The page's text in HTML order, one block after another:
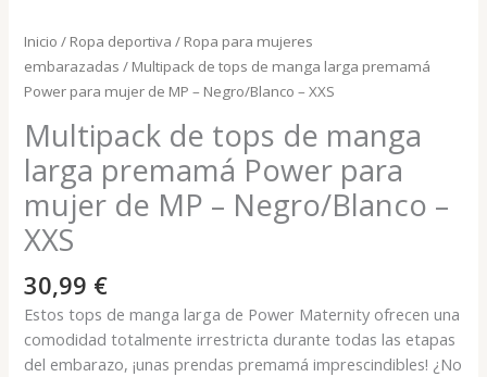
Inicio / Ropa deportiva / Ropa para mujeres
embarazadas / Multipack de tops de manga larga premamá
Power para mujer de MP – Negro/Blanco – XXS
Multipack de tops de manga
larga premamá Power para
mujer de MP – Negro/Blanco –
XXS
30,99 €
Estos tops de manga larga de Power Maternity ofrecen una
comodidad totalmente irrestricta durante todas las etapas
del embarazo, ¡unas prendas premamá imprescindibles! ¿No